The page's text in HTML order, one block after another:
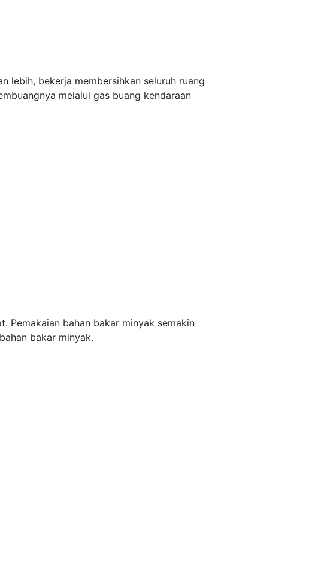
lebih, bekerja membersihkan seluruh ruang
melalui gas buang kendaraan
Pemakaian bahan bakar minyak semakin
bakar minyak.